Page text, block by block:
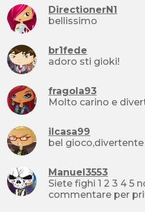
DirectionerN1
bellissimo
br1fede
adoro sti gioki!
fragola93
ilcasa99
bel gioco,divertente
Manuel3553
Siete fighi 1 2 3 4 5